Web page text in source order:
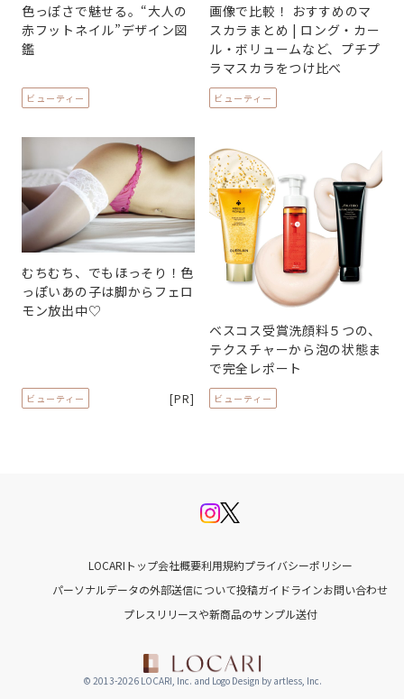
色っぽさで魅せる。“大人の
赤フットネイル”デザイン図
鑑
ビューティー
画像で比較！ おすすめのマ
スカラまとめ | ロング・カー
ル・ボリュームなど、プチプ
ラマスカラをつけ比べ
ビューティー
むちむち、でもほっそり！色
っぽいあの子は脚からフェロ
モン放出中♡
ビューティー [PR]
ベスコス受賞洗顔料５つの、
テクスチャーから泡の状態ま
で完全レポート
ビューティー
LOCARIトップ会社概要利用規約プライバシーポリシー
パーソナルデータの外部送信について投稿ガイドラインお問い合わせ
プレスリリースや新商品のサンプル送付
© 2013-2026 LOCARI, Inc. and Logo Design by artless, Inc.